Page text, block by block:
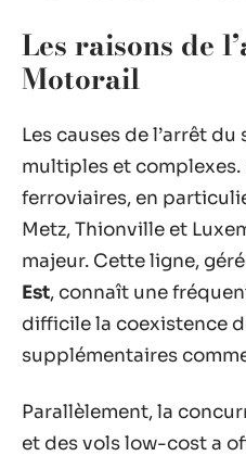
Les raisons de
Motorail
Les causes de l’arrêt
multiples et
ferroviaires, en
Metz, Thionville et
majeur. Cette ligne,
Est, connaît une
difficile la coexistence
supplémentaires
Parallèlement, la
et des vols low-cost a